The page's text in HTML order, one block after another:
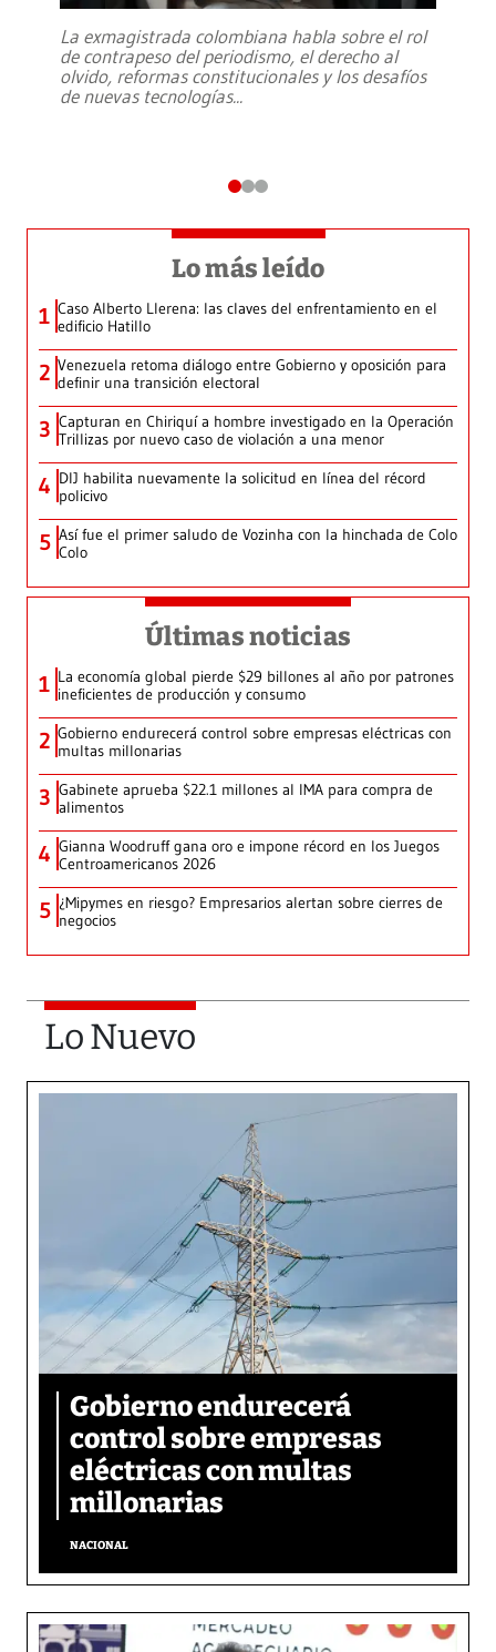
La exmagistrada colombiana habla sobre el rol
de contrapeso del periodismo, el derecho al
olvido, reformas constitucionales y los desafíos
de nuevas tecnologías...
Lo más leído
1 Caso Alberto Llerena: las claves del enfrentamiento en el
edificio Hatillo
2 Venezuela retoma diálogo entre Gobierno y oposición para
definir una transición electoral
3 Capturan en Chiriquí a hombre investigado en la Operación
Trillizas por nuevo caso de violación a una menor
4 DIJ habilita nuevamente la solicitud en línea del récord
policivo
5 Así fue el primer saludo de Vozinha con la hinchada de Colo
Colo
Últimas noticias
1 La economía global pierde $29 billones al año por patrones
ineficientes de producción y consumo
2 Gobierno endurecerá control sobre empresas eléctricas con
multas millonarias
3 Gabinete aprueba $22.1 millones al IMA para compra de
alimentos
4 Gianna Woodruff gana oro e impone récord en los Juegos
Centroamericanos 2026
5 ¿Mipymes en riesgo? Empresarios alertan sobre cierres de
negocios
Lo Nuevo
Gobierno endurecerá
control sobre empresas
eléctricas con multas
millonarias
NACIONAL